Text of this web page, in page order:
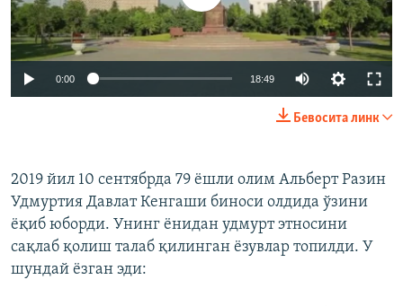
720p 1080p
0:00 18:49
480p
720p
1080p
Бевосита линк
2019 йил 10 сентябрда 79 ёшли олим Альберт Разин
Удмуртия Давлат Кенгаши биноси олдида ўзини
ёқиб юборди. Унинг ёнидан удмурт этносини
сақлаб қолиш талаб қилинган ёзувлар топилди. У
шундай ёзган эди: